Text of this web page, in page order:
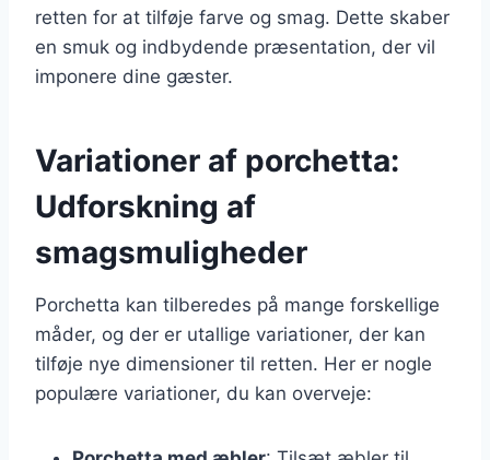
retten for at tilføje farve og smag. Dette skaber
en smuk og indbydende præsentation, der vil
imponere dine gæster.
Variationer af porchetta:
Udforskning af
smagsmuligheder
Porchetta kan tilberedes på mange forskellige
måder, og der er utallige variationer, der kan
tilføje nye dimensioner til retten. Her er nogle
populære variationer, du kan overveje: